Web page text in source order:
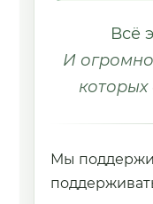
Всё
И
которых
Мы